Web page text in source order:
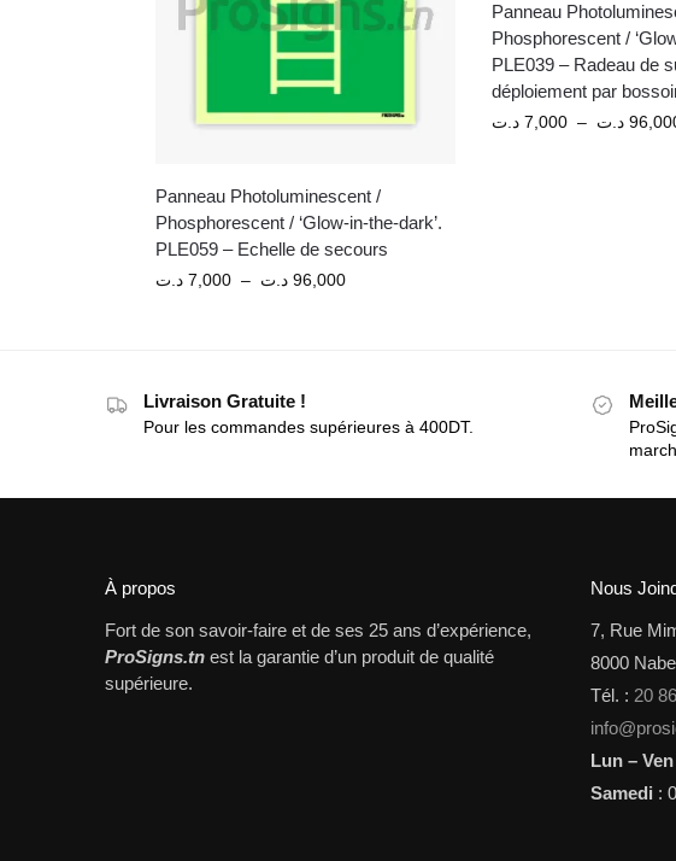
Panneau Photoluminescent /
Phosphorescent / ‘Glow-in-the-dark’.
PLE059 – Echelle de secours
7,000 د.ت – 96,000 د.ت
Panneau
Phosphorescent /
PLE039 – Radeau de
déploiement par
7,000 د.ت – د.ت
Livraison Gratuite !
Pour les commandes supérieures à 400DT.
À propos
Fort de son savoir-faire et de ses 25 ans d’expérience,
ProSigns.tn est la garantie d’un produit de qualité
supérieure.
Nous
7, Rue
8000
Tél. : 20
Lun – Ven
Samedi :